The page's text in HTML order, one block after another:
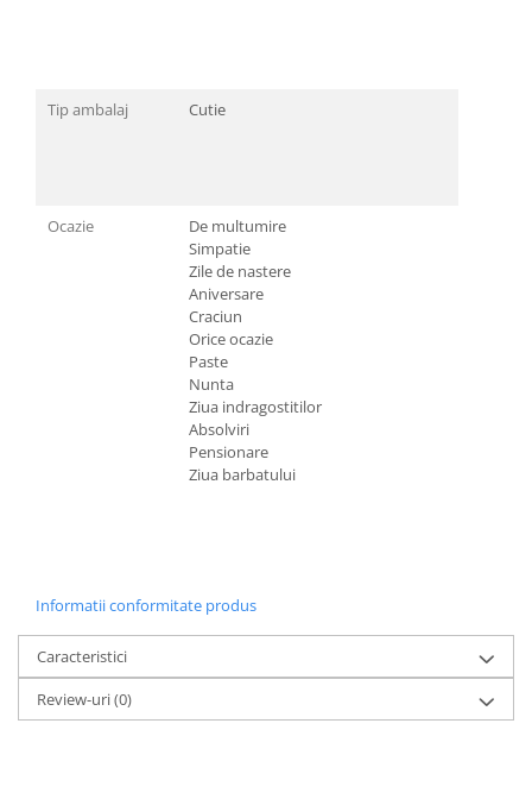
Tip ambalaj Cutie
Ocazie
De multumire
Simpatie
Zile de nastere
Aniversare
Craciun
Orice ocazie
Paste
Nunta
Ziua indragostitilor
Absolviri
Pensionare
Ziua barbatului
Informatii conformitate produs
Caracteristici
Review-uri(0)